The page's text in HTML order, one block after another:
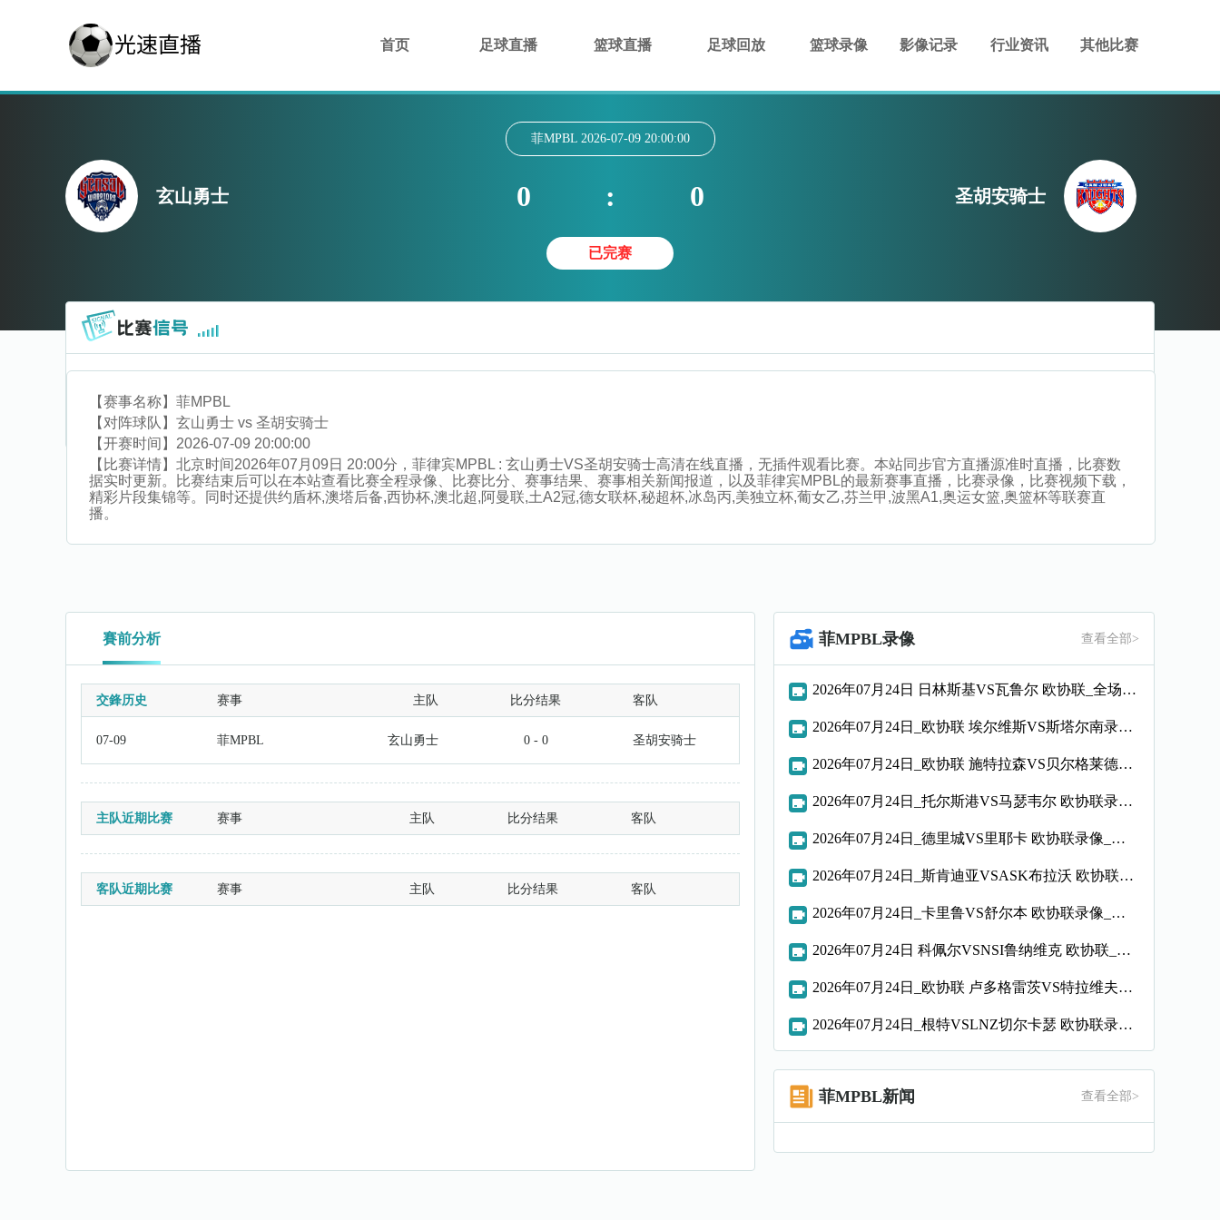
首页 足球直播 篮球直播 足球回放 篮球录像 影像记录 行业资讯 其他比赛
玄山勇士
菲MPBL 2026-07-09 20:00:00
0 : 0
已完赛
圣胡安骑士
【赛事名称】 菲MPBL
【对阵球队】 玄山勇士 vs 圣胡安骑士
【开赛时间】 2026-07-09 20:00:00
【比赛详情】 北京时间2026年07月09日 20:00分，菲律宾MPBL : 玄山勇士VS圣胡安骑士高清在线直播，无插件观看比赛。本站同步官方直播源准时直播，比赛数
据实时更新。比赛结束后可以在本站查看比赛全程录像、比赛比分、赛事结果、赛事相关新闻报道，以及菲律宾MPBL的最新赛事直播，比赛录像，比赛视频下载，
精彩片段集锦等。同时还提供约盾杯,澳塔后备,西协杯,澳北超,阿曼联,土A2冠,德女联杯,秘超杯,冰岛丙,美独立杯,葡女乙,芬兰甲,波黑A1,奥运女篮,奥篮杯等联赛直
播。
賽前分析
交鋒历史 赛事 主队 比分结果 客队
07-09 菲MPBL 玄山勇士 0 - 0 圣胡安骑士
主队近期比赛 赛事 主队 比分结果 客队
客队近期比赛 赛事 主队 比分结果 客队
菲MPBL录像 查看全部>
2026年07月24日 日林斯基VS瓦鲁尔 欧协联_全场录像【全场回放】
2026年07月24日_欧协联 埃尔维斯VS斯塔尔南录像_全场录像【全场回放】
2026年07月24日_欧协联 施特拉森VS贝尔格莱德游击录像_高清录像【全场回放】
2026年07月24日_托尔斯港VS马瑟韦尔 欧协联录像_高清录像【全场回放】
2026年07月24日_德里城VS里耶卡 欧协联录像_全场录像【全场回放】
2026年07月24日_斯肯迪亚VSASK布拉沃 欧协联录像_全场录像【全场回放】
2026年07月24日_卡里鲁VS舒尔本 欧协联录像_全场录像【高清回放】
2026年07月24日 科佩尔VSNSI鲁纳维克 欧协联_全场录像【全场回放】
2026年07月24日_欧协联 卢多格雷茨VS特拉维夫夏普尔录像_全场录像【全场回放】
2026年07月24日_根特VSLNZ切尔卡瑟 欧协联录像_全场录像【高清回放】
菲MPBL新闻 查看全部>